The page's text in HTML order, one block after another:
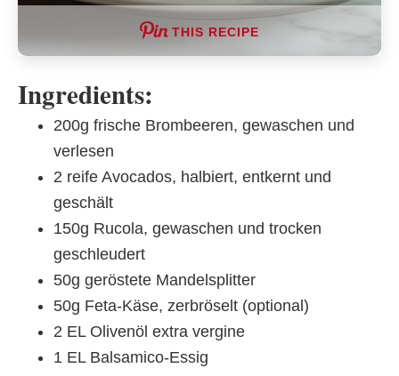
THIS RECIPE
Ingredients:
200g frische Brombeeren, gewaschen und
verlesen
2 reife Avocados, halbiert, entkernt und
geschält
150g Rucola, gewaschen und trocken
geschleudert
50g geröstete Mandelsplitter
50g Feta-Käse, zerbröselt (optional)
2 EL Olivenöl extra vergine
1 EL Balsamico-Essig